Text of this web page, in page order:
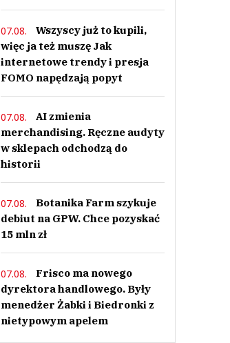
07.08.
Wszyscy już to kupili,
więc ja też muszę Jak
internetowe trendy i presja
FOMO napędzają popyt
07.08.
AI zmienia
merchandising. Ręczne audyty
w sklepach odchodzą do
historii
07.08.
Botanika Farm szykuje
debiut na GPW. Chce pozyskać
15 mln zł
07.08.
Frisco ma nowego
dyrektora handlowego. Były
menedżer Żabki i Biedronki z
nietypowym apelem